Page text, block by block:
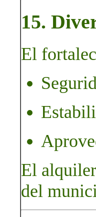
15.
El
El
del